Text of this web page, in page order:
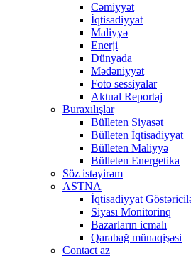
Cəmiyyət
İqtisadiyyat
Maliyyə
Enerji
Dünyada
Mədəniyyət
Foto sessiyalar
Aktual Reportaj
Buraxılışlar
Bülleten Siyasət
Bülleten İqtisadiyyat
Bülleten Maliyyə
Bülleten Energetika
Söz istəyirəm
ASTNA
İqtisadiyyat
Siyası Monitorinq
Bazarların icmalı
Qarabağ münaqişəsi
Contact az